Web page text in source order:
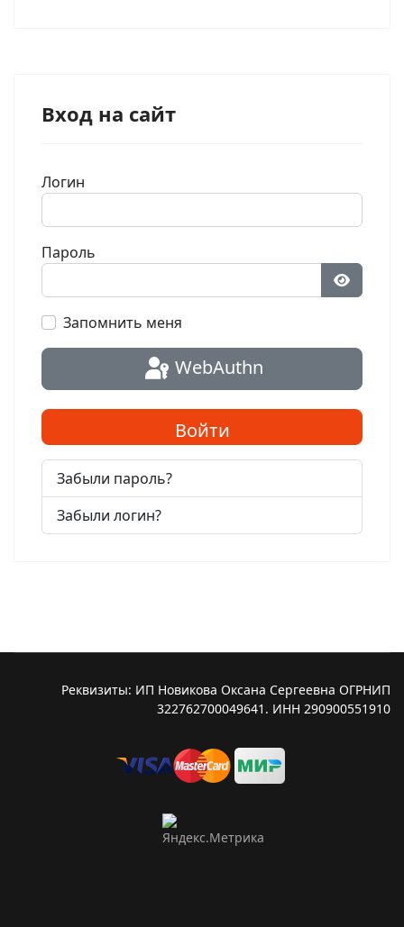
Вход на сайт
Логин
Пароль
Запомнить меня
WebAuthn
Войти
Забыли пароль?
Забыли логин?
Реквизиты: ИП Новикова Оксана Сергеевна ОГРНИП
322762700049641. ИНН 290900551910